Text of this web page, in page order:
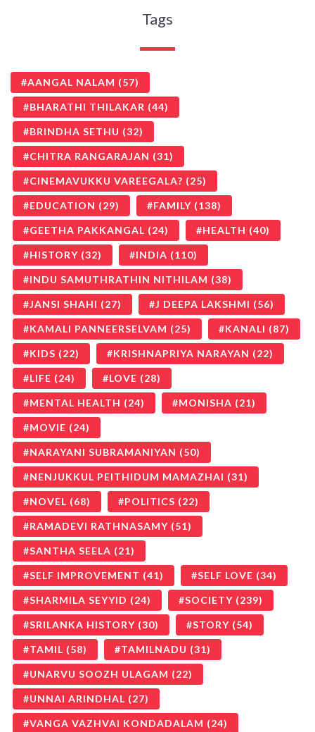
Tags
AANGAL NALAM (57)
BHARATHI THILAKAR (44)
BRINDHA SETHU (32)
CHITRA RANGARAJAN (31)
CINEMAVUKKU VAREEGALA? (25)
EDUCATION (29) FAMILY (138)
GEETHA PAKKANGAL (24) HEALTH (40)
HISTORY (32) INDIA (110)
INDU SAMUTHRATHIN NITHILAM (38)
JANSI SHAHI (27) J DEEPA LAKSHMI (56)
KAMALI PANNEERSELVAM (25) KANALI (87)
KIDS (22) KRISHNAPRIYA NARAYAN (22)
LIFE (24) LOVE (28)
MENTAL HEALTH (24) MONISHA (21)
MOVIE (24)
NARAYANI SUBRAMANIYAN (50)
NENJUKKUL PEITHIDUM MAMAZHAI (31)
NOVEL (68) POLITICS (22)
RAMADEVI RATHNASAMY (51)
SANTHA SEELA (21)
SELF IMPROVEMENT (41) SELF LOVE (34)
SHARMILA SEYYID (24) SOCIETY (239)
SRILANKA HISTORY (30) STORY (54)
TAMIL (58) TAMILNADU (31)
UNARVU SOOZH ULAGAM (22)
UNNAI ARINDHAL (27)
VANGA VAZHVAI KONDADALAM (24)